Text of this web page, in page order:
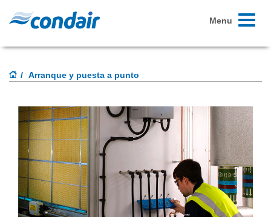
Toggle
Menu
Arranque y puesta a punto